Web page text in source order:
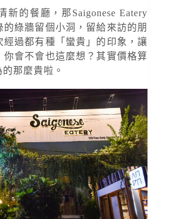
新的餐廳，那Saigonese Eatery
綠牆留個小洞，留給來訪的朋
經過都有種「蠻貴」的印象，讓
會不會也這麼想？其實價格算
那麼貴啦。